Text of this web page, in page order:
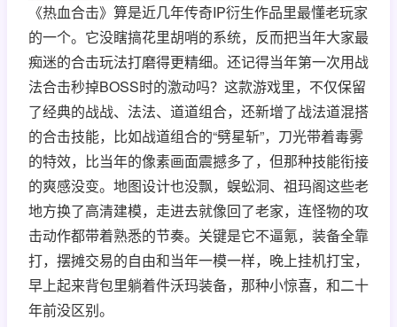
《热血合击》算是近几年传奇IP衍生作品里最懂老玩家
的一个。它没瞎搞花里胡哨的系统，反而把当年大家最
痴迷的合击玩法打磨得更精细。还记得当年第一次用战
法合击秒掉BOSS时的激动吗？这款游戏里，不仅保留
了经典的战战、法法、道道组合，还新增了战法道混搭
的合击技能，比如战道组合的“劈星斩”，刀光带着毒雾
的特效，比当年的像素画面震撼多了，但那种技能衔接
的爽感没变。地图设计也没飘，蜈蚣洞、祖玛阁这些老
地方换了高清建模，走进去就像回了老家，连怪物的攻
击动作都带着熟悉的节奏。关键是它不逼氪，装备全靠
打，摆摊交易的自由和当年一模一样，晚上挂机打宝，
早上起来背包里躺着件沃玛装备，那种小惊喜，和二十
年前没区别。